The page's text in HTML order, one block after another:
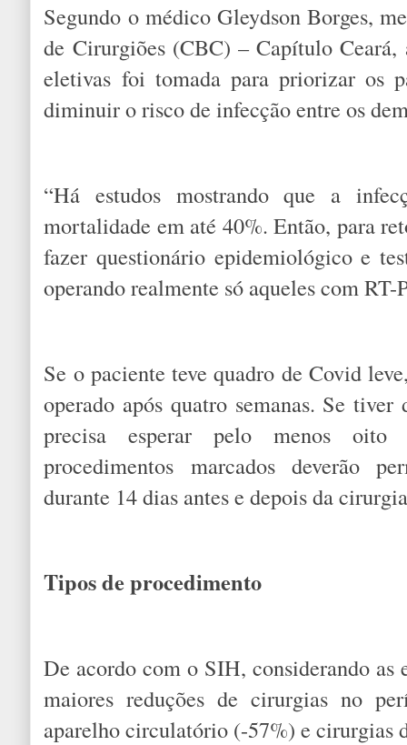
Segundo o médico Gleydson Borges,
de Cirurgiões (CBC) – Capítulo Ceará,
eletivas foi tomada para priorizar os
diminuir o risco de infecção entre os
“Há estudos mostrando que a
mortalidade em até 40%. Então, para
fazer questionário epidemiológico e
operando realmente só aqueles com
Se o paciente teve quadro de Covid
operado após quatro semanas. Se
precisa esperar pelo menos oito
procedimentos marcados deverão
durante 14 dias antes e depois da
Tipos de procedimento
De acordo com o SIH, considerando as
maiores reduções de cirurgias no
aparelho circulatório (-57%) e cirurgias